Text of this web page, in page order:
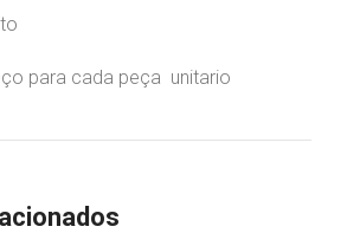
para cada peça unitario